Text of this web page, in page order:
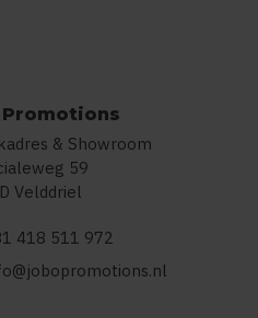
& Showroom
59
Velddriel
418 511 972